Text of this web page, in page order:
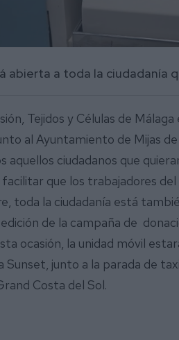
abierta a toda la ciudadanía
Tejidos y Células de
al Ayuntamiento de Mijas
aquellos ciudadanos que
que los trabajadores
toda la ciudadanía está
de la campaña de
ocasión, la unidad móvil
Sunset, junto a la parada de
Costa del Sol.